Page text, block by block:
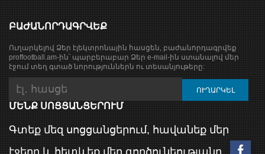
ԲԱԺԱՆՈՐԴԱԳՐՎԵՔ
Ուղարկելով Ձեր էլեկտրոնային հասցեն, բաժանորդագրվեք
proffootball.am-ին՝ պարբերաբար Ձեր e-mail-ին ստանալով մեր
էջում տեղ գտած նորություններն ու տեսանյութերը:
ՄԵՆՔ ՍՈՑՑԱՆՑԵՐՈՒՄ
Գտեք մեզ սոցցանցերում, հավանեք մեր
էջերը և հետևեք մեր գործունեությանը